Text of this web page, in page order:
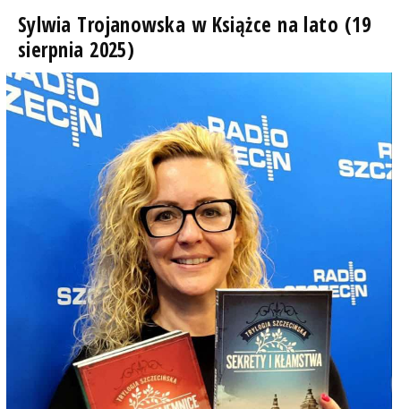
Sylwia Trojanowska w Książce na lato (19
sierpnia 2025)